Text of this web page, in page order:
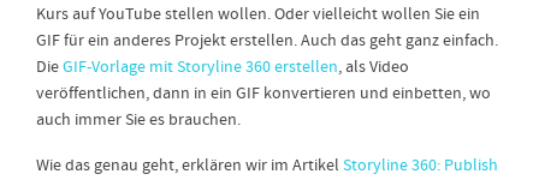
Kurs auf YouTube stellen wollen. Oder vielleicht wollen Sie ein
GIF für ein anderes Projekt erstellen. Auch das geht ganz einfach.
DieGIF-Vorlage mit Storyline 360 erstellen, als Video
veröffentlichen, dann in ein GIF konvertieren und einbetten, wo
auch immer Sie es brauchen.
Wie das genau geht, erklären wir im Artikel Storyline 360: Publish